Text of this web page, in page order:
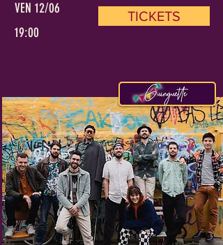
VEN 12/06
19:00
TICKETS